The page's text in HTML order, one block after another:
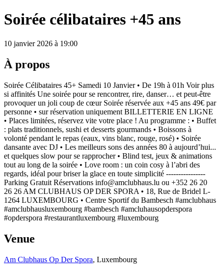
Soirée célibataires +45 ans
10 janvier 2026 à 19:00
À propos
Soirée Célibataires 45+ Samedi 10 Janvier • De 19h à 01h Voir plus
si affinités Une soirée pour se rencontrer, rire, danser… et peut-être
provoquer un joli coup de cœur Soirée réservée aux +45 ans 49€ par
personne • sur réservation uniquement BILLETTERIE EN LIGNE
• Places limitées, réservez vite votre place ! Au programme : • Buffet
: plats traditionnels, sushi et desserts gourmands • Boissons à
volonté pendant le repas (eaux, vins blanc, rouge, rosé) • Soirée
dansante avec DJ • Les meilleurs sons des années 80 à aujourd’hui...
et quelques slow pour se rapprocher • Blind test, jeux & animations
tout au long de la soirée • Love room : un coin cosy à l’abri des
regards, idéal pour briser la glace en toute simplicité ----------------
Parking Gratuit Réservations info@amclubhaus.lu ou +352 26 20
26 26 AM CLUBHAUS OP DER SPORA • 18, Rue de Bridel L-
1264 LUXEMBOURG • Centre Sportif du Bambesch #amclubhaus
#amclubhausluxembourg #bambesch #amcluhausopderspora
#opderspora #restaurantluxembourg #luxembourg
Venue
Am Clubhaus Op Der Spora, Luxembourg